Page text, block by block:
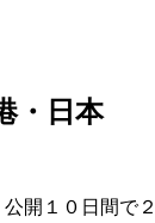
・日本
１０日間で